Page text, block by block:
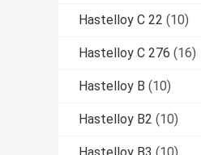
Hastelloy C 22 (10)
Hastelloy C 276 (16)
Hastelloy B (10)
Hastelloy B2 (10)